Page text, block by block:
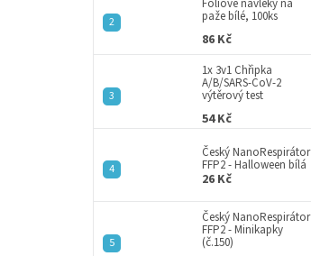
paže bílé, 100ks
86 Kč
1x 3v1 Chřipka
A/B/SARS-CoV-2
výtěrový test
54 Kč
Český NanoRespirátor
FFP2 - Halloween bílá
26 Kč
Český NanoRespirátor
FFP2 - Minikapky
(č.150)